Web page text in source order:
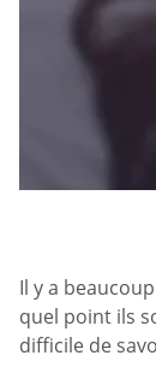
Il y a
quel point ils
difficile de